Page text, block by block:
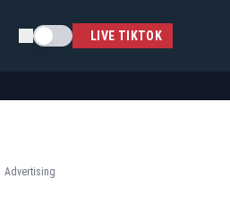
Schimba temaLIVE TIKTOK
Advertising